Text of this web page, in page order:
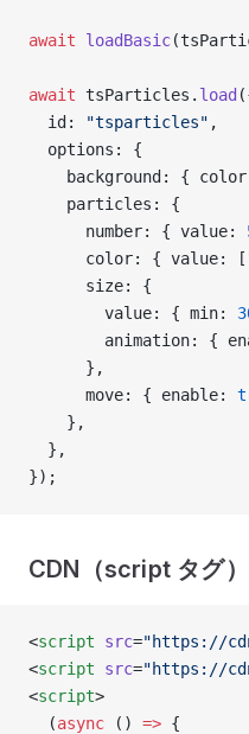
await loadBasic
await tsParticles. load
  id:
"tsparticles" ,
  options: {
background: {
    particles: {
      number: { value:
      color: { value: [
      size: {
        value: { min:
animation: {
      },
      move: { enable:
    },
  },
});
CDN（script タグ）
<script src="https://
<script src="https://
<script>
  (
async () => {